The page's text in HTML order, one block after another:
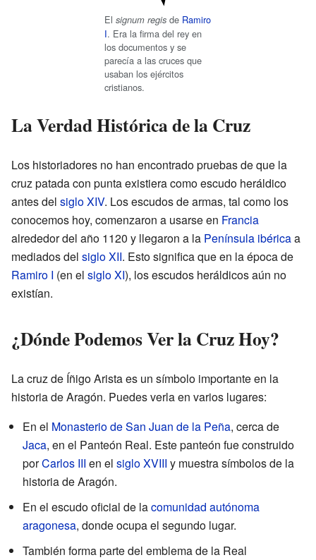
El signum regis de Ramiro
I. Era la firma del rey en
los documentos y se
parecía a las cruces que
usaban los ejércitos
cristianos.
La Verdad Histórica de la Cruz
Los historiadores no han encontrado pruebas de que la
cruz patada con punta existiera como escudo heráldico
antes del siglo XIV. Los escudos de armas, tal como los
conocemos hoy, comenzaron a usarse en Francia
alrededor del año 1120 y llegaron a la Península ibéricaa
mediados del siglo XII. Esto significa que en la época de
Ramiro I (en el siglo XI), los escudos heráldicos aún no
existían.
¿Dónde Podemos Ver la Cruz Hoy?
La cruz de Íñigo Arista es un símbolo importante en la
historia de Aragón. Puedes verla en varios lugares:
En el Monasterio de San Juan de la Peña, cerca de
Jaca, en el Panteón Real. Este panteón fue construido
porCarlos III en el siglo XVIII y muestra símbolos de la
historia de Aragón.
En el escudo oficial de lacomunidad autónoma
aragonesa, donde ocupa el segundo lugar.
También forma parte del emblema de la Real